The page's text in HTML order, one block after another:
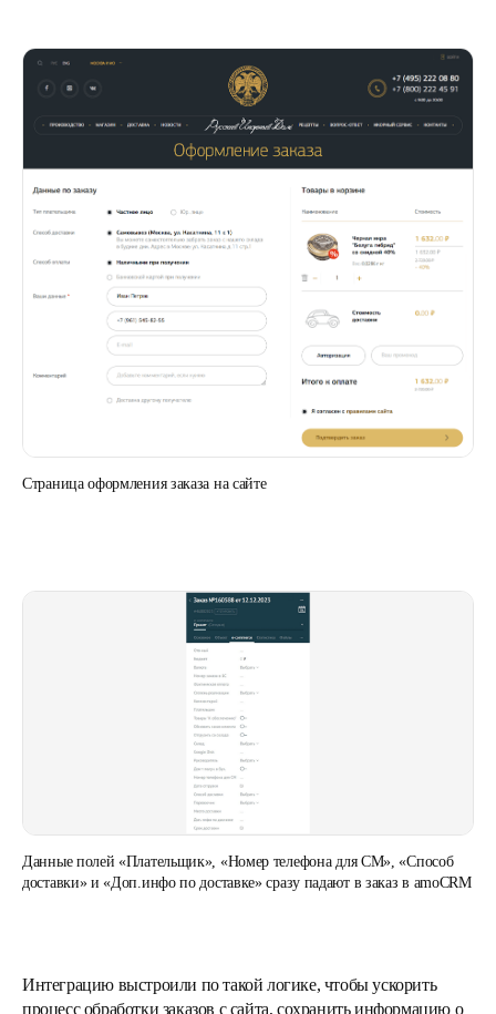
Страница оформления заказа на сайте
Данные полей «Плательщик», «Номер телефона для СМ», «Способ
доставки» и «Доп.инфо по доставке» сразу падают в заказ в amoCRM
Интеграцию выстроили по такой логике, чтобы ускорить
процесс обработки заказов с сайта, сохранить информацию о